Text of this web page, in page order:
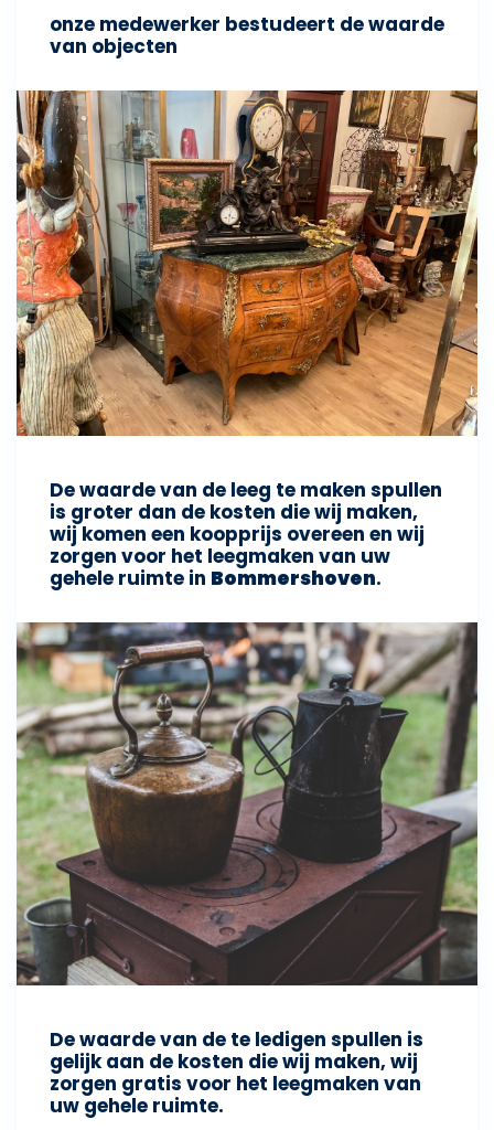
onze medewerker bestudeert de waarde
van objecten
De waarde van de leeg te maken spullen
is groter dan de kosten die wij maken,
wij komen een koopprijs overeen en wij
zorgen voor het leegmaken van uw
gehele ruimte in Bommershoven.
De waarde van de te ledigen spullen is
gelijk aan de kosten die wij maken, wij
zorgen gratis voor het leegmaken van
uw gehele ruimte.